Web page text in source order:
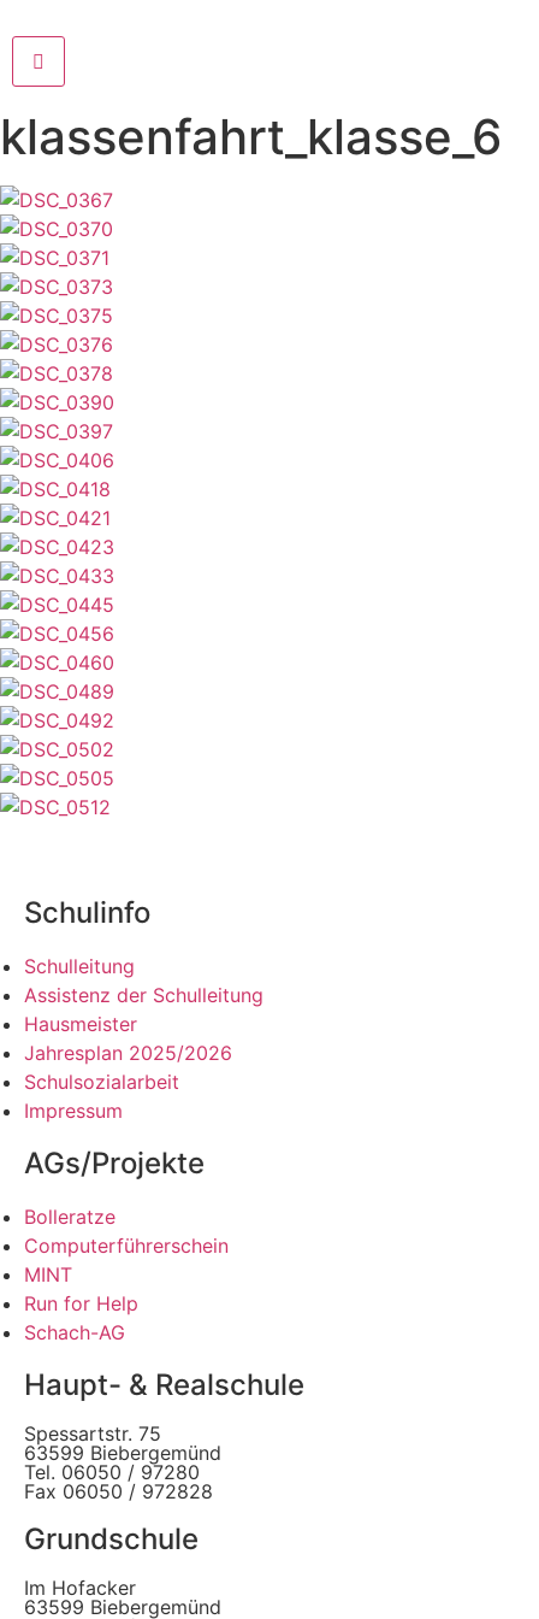
klassenfahrt_klasse_6
Schulinfo
Schulleitung
Assistenz der Schulleitung
Hausmeister
Jahresplan 2025/2026
Schulsozialarbeit
Impressum
AGs/Projekte
Bolleratze
Computerführerschein
MINT
Run for Help
Schach-AG
Haupt- & Realschule
Spessartstr. 75
63599 Biebergemünd
Tel. 06050 / 97280
Fax 06050 / 972828
Grundschule
Im Hofacker
63599 Biebergemünd